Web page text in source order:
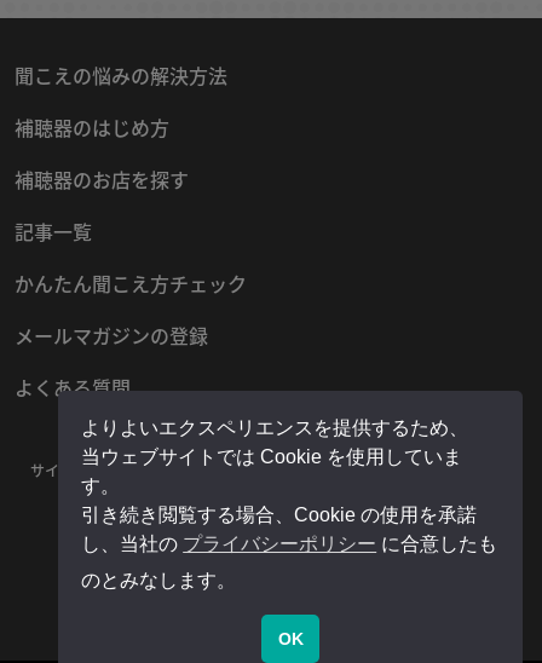
聞こえの悩みの解決方法
補聴器のはじめ方
補聴器のお店を探す
記事一覧
かんたん聞こえ方チェック
メールマガジンの登録
よくある質問
サイトマップ プライバシーポリシー お問い合わせ
運営者情報
販売店様用マイページ
よりよいエクスペリエンスを提供するため、
当ウェブサイトでは Cookie を使用していま
す。
引き続き閲覧する場合、Cookie の使用を承諾
し、当社の プライバシーポリシー に合意したも
のとみなします。
OK